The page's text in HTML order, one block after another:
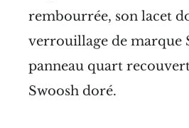
rembourrée, son lacet
verrouillage de marque
panneau quart
Swoosh doré.